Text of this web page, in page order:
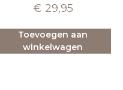
€ 29,95
Toevoegen aan
winkelwagen